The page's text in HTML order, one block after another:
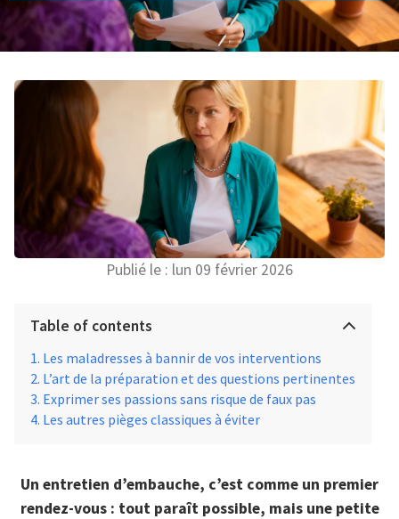
Publié le : lun 09 février 2026
Table of contents
Les maladresses à bannir de vos interventions
L’art de la préparation et des questions pertinentes
Exprimer ses passions sans risque de faux pas
Les autres pièges classiques à éviter
Un entretien d’embauche, c’est comme un premier
rendez-vous : tout paraît possible, mais une petite